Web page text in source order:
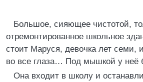
Большое, сияющее чистотой,
отремонтированное школьное
стоит Маруся, девочка лет семи,
во все глаза… Под мышкой у неё
Она входит в школу и